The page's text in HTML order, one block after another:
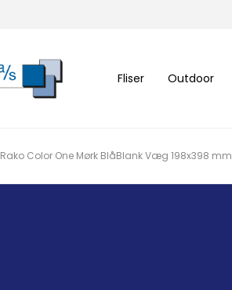
Fliser Outdoor
Rako Color One Mørk BlåBlank Væg 198x398 mm